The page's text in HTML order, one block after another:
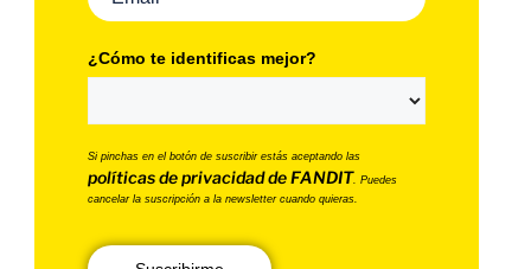
¿Cómo te identificas mejor?
Si pinchas en el botón de suscribir estás aceptando las
políticas de privacidad de FANDIT. Puedes
cancelar la suscripción a la newsletter cuando quieras.